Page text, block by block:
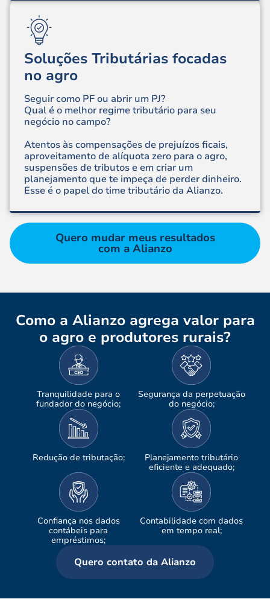
Soluções Tributárias focadas
no agro
Seguir como PF ou abrir um PJ?
Qual é o melhor regime tributário para seu
negócio no campo?
Atentos às compensações de prejuízos ficais,
aproveitamento de alíquota zero para o agro,
suspensões de tributos e em criar um
planejamento que te impeça de perder dinheiro.
Esse é o papel do time tributário da Alianzo.
Quero mudar meus resultados
com a Alianzo
Como a Alianzo agrega valor para
o agro e produtores rurais?
Tranquilidade para o
fundador do negócio;
Segurança da perpetuação
do negócio;
Redução de tributação;
Planejamento tributário
eficiente e adequado;
Confiança nos dados
contábeis para
empréstimos;
Contabilidade com dados
em tempo real;
Quero contato da Alianzo